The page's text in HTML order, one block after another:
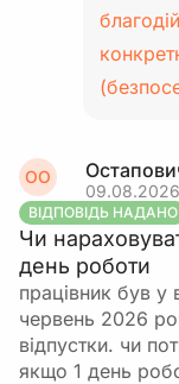
ОО
ВІДПОВІДЬ НАДАНО
Чи
день роботи
працівник був у
червень 2026
відпустки. чи
якщо 1 день